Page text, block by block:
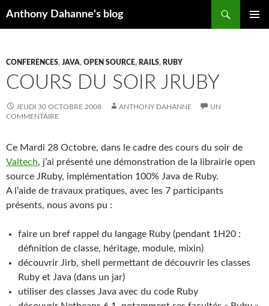
Anthony Dahanne's blog
CONFERENCES, JAVA, OPEN SOURCE, RAILS, RUBY
COURS DU SOIR JRUBY
JEUDI 30 OCTOBRE 2008 ANTHONY DAHANNE
UN
COMMENTAIRE
Ce Mardi 28 Octobre, dans le cadre des cours du soir de
Valtech, j’ai présenté une démonstration de la librairie open
source JRuby, implémentation 100% Java de Ruby.
A l’aide de travaux pratiques, avec les 7 participants
présents, nous avons pu :
faire un bref rappel du langage Ruby (pendant 1H20 :
définition de classe, héritage, module, mixin)
découvrir Jirb, shell permettant de découvrir les classes
Ruby et Java (dans un jar)
utiliser des classes Java avec du code Ruby